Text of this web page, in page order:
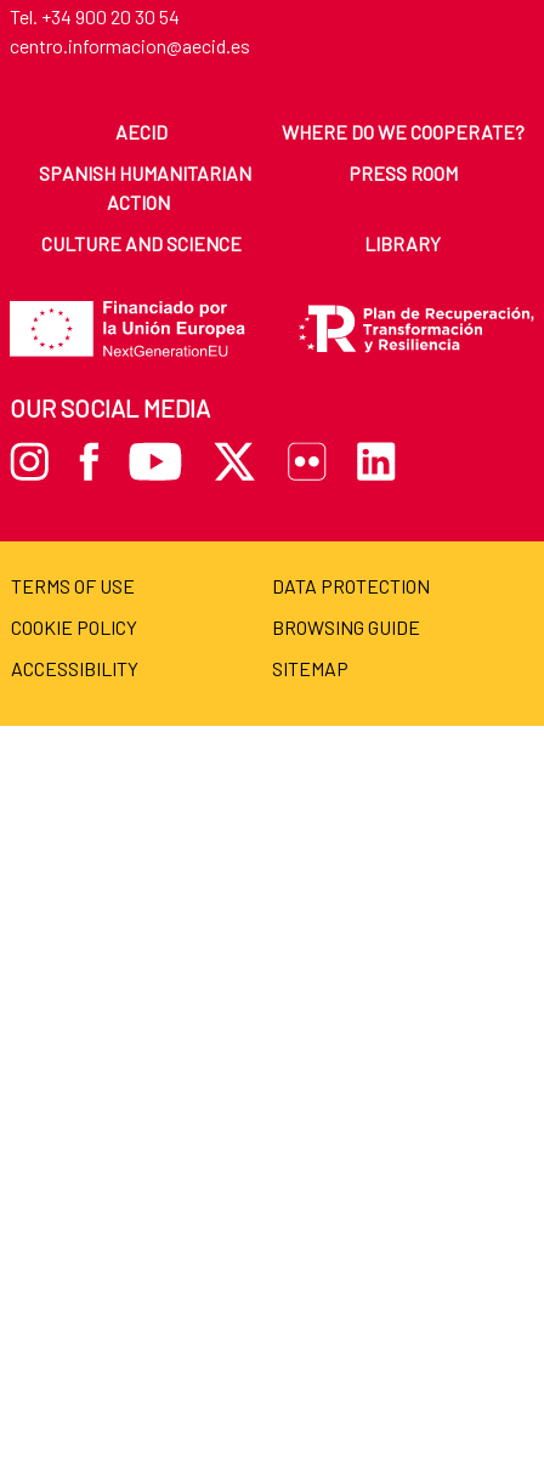
Tel. +34 900 20 30 54​​​​​​​
centro.informacion@aecid.es
AECID
WHERE DO WE COOPERATE?
SPANISH HUMANITARIAN
ACTION
PRESS ROOM
CULTURE AND SCIENCE LIBRARY
OUR SOCIAL MEDIA
TERMS OF USE
DATA PROTECTION
COOKIE POLICY
BROWSING GUIDE
ACCESSIBILITY
SITEMAP